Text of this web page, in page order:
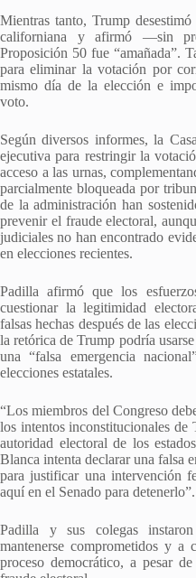
Mientras tanto, Trump
californiana y afirmó —sin
Proposición 50 fue “amañada”.
para eliminar la votación por
mismo día de la elección e
voto.
Según diversos informes, la
ejecutiva para restringir la
acceso a las urnas,
parcialmente bloqueada por
de la administración han
prevenir el fraude electoral,
judiciales no han encontrado
en elecciones recientes.
Padilla afirmó que los
cuestionar la legitimidad
falsas hechas después de las
la retórica de Trump podría
una “falsa emergencia
elecciones estatales.
“Los miembros del Congreso
los intentos inconstitucionales de
autoridad electoral de los
Blanca intenta declarar una falsa
para justificar una intervención
aquí en el Senado para detenerlo”.
Padilla y sus colegas
mantenerse comprometidos y a
proceso democrático, a pesar